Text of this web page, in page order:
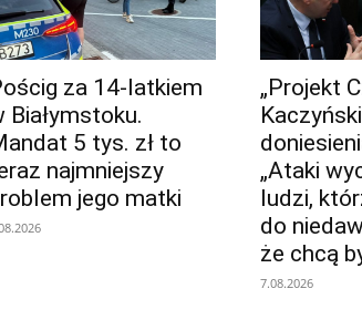
za 14-latkiem
Białymstoku.
5 tys. zł to
najmniejszy
jego matki
„Projekt
„Ataki
ludzi,
do
że chcą
7.08.2026